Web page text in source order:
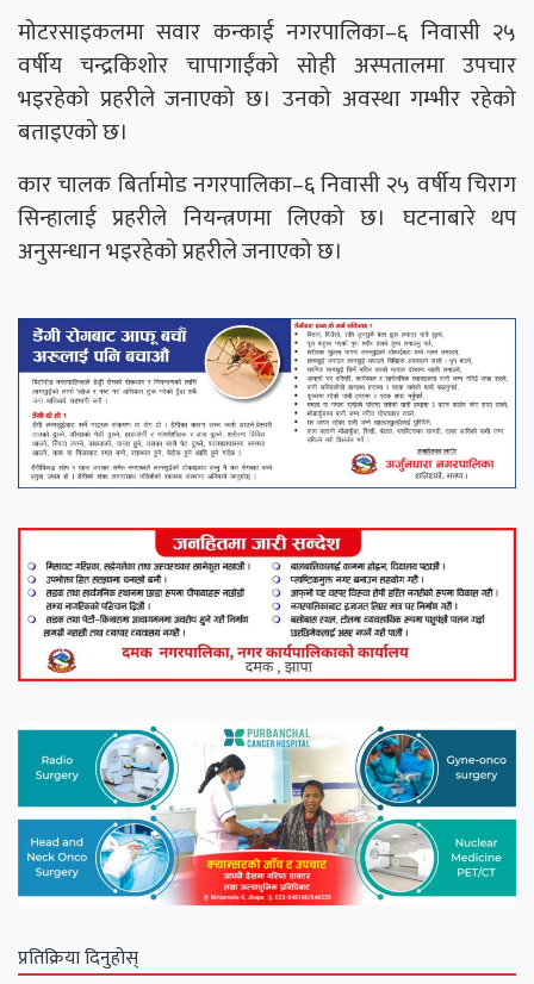
मोटरसाइकलमा सवार कन्काई नगरपालिका–६ निवासी २५
वर्षीय चन्द्रकिशोर चापागाईंको सोही अस्पतालमा उपचार
भइरहेको प्रहरीले जनाएको छ। उनको अवस्था गम्भीर रहेको
बताइएको छ।
कार चालक बिर्तामोड नगरपालिका–६ निवासी २५ वर्षीय चिराग
सिन्हालाई प्रहरीले नियन्त्रणमा लिएको छ। घटनाबारे थप
अनुसन्धान भइरहेको प्रहरीले जनाएको छ।
प्रतिक्रिया दिनुहोस्